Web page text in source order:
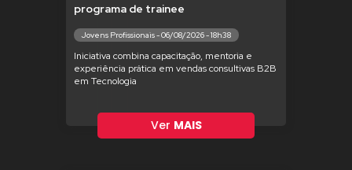
programa de trainee
Jovens Profissionais - 06/08/2026 - 18h38
Iniciativa combina capacitação, mentoria e
experiência prática em vendas consultivas B2B
em Tecnologia
Ver MAIS